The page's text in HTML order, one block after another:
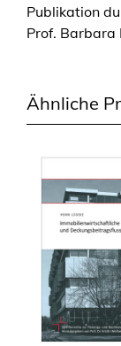
Publikation
Prof. Barbara
Ähnliche